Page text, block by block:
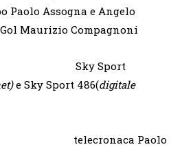
Paolo Assogna e Angelo
Maurizio Compagnoni
Sky Sport
e Sky Sport 486(digitale
telecronaca Paolo